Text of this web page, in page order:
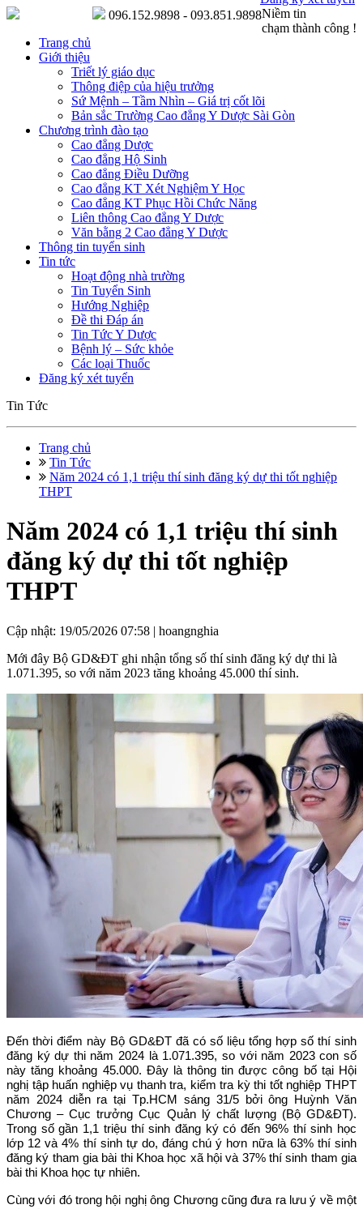
Niềm tin
chạm thành công !
096.152.9898 - 093.851.9898
Trang chủ
Giới thiệu
Triết lý giáo dục
Thông điệp của hiệu trưởng
Sứ Mệnh – Tầm Nhìn – Giá trị cốt lõi
Bản sắc Trường Cao đẳng Y Dược Sài Gòn
Chương trình đào tạo
Cao đẳng Dược
Cao đẳng Hộ Sinh
Cao đẳng Điều Dưỡng
Cao đẳng KT Xét Nghiệm Y Học
Cao đẳng KT Phục Hồi Chức Năng
Liên thông Cao đẳng Y Dược
Văn bằng 2 Cao đẳng Y Dược
Thông tin tuyển sinh
Tin tức
Hoạt động nhà trường
Tin Tuyển Sinh
Hướng Nghiệp
Đề thi Đáp án
Tin Tức Y Dược
Bệnh lý – Sức khỏe
Các loại Thuốc
Đăng ký xét tuyển
Tin Tức
Trang chủ
Tin Tức
Năm 2024 có 1,1 triệu thí sinh đăng ký dự thi tốt nghiệp
THPT
Năm 2024 có 1,1 triệu thí sinh
đăng ký dự thi tốt nghiệp
THPT
Cập nhật: 19/05/2026 07:58 | hoangnghia
Mới đây Bộ GD&ĐT ghi nhận tổng số thí sinh đăng ký dự thi là
1.071.395, so với năm 2023 tăng khoảng 45.000 thí sinh.
Đến thời điểm này Bộ GD&ĐT đã có số liệu tổng hợp số thí sinh
đăng ký dự thi năm 2024 là 1.071.395, so với năm 2023 con số
này tăng khoảng 45.000. Đây là thông tin được công bố tại Hội
nghị tập huấn nghiệp vụ thanh tra, kiểm tra kỳ thi tốt nghiệp THPT
năm 2024 diễn ra tại Tp.HCM sáng 31/5 bởi ông Huỳnh Văn
Chương– Cục trưởng Cục Quản lý chất lượng (Bộ GD&ĐT).
Trong số gần 1,1 triệu thí sinh đăng ký có đến 96% thí sinh học
lớp 12 và 4% thí sinh tự do, đáng chú ý hơn nữa là 63% thí sinh
đăng ký tham gia bài thi Khoa học xã hội và 37% thí sinh tham gia
bài thi Khoa học tự nhiên.
Cùng với đó trong hội nghị ông Chương cũng đưa ra lưu ý về một